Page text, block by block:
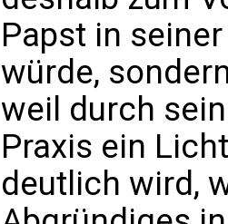
Papst in
würde,
weil durch
Praxis ein
deutlich wird,